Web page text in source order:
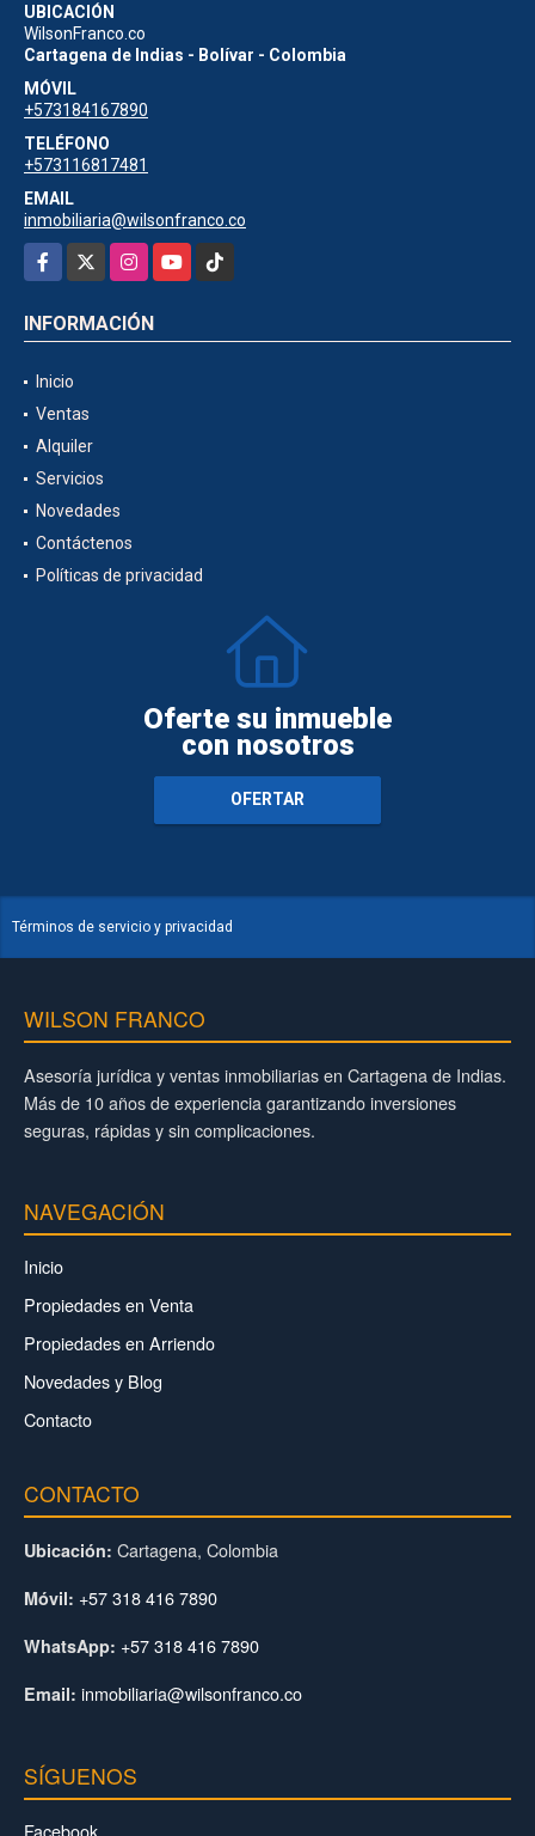
UBICACIÓN
WilsonFranco.co
Cartagena de Indias - Bolívar - Colombia
MÓVIL
+573184167890
TELÉFONO
+573116817481
EMAIL
inmobiliaria@wilsonfranco.co
Facebook
InstagramYouTubeTikTok
INFORMACIÓN
Inicio
Ventas
Alquiler
Servicios
Novedades
Contáctenos
Políticas de privacidad
Oferte su inmueble
con nosotros
OFERTAR
Términos de servicio y privacidad
WILSON FRANCO
Asesoría jurídica y ventas inmobiliarias en Cartagena de Indias.
Más de 10 años de experiencia garantizando inversiones
seguras, rápidas y sin complicaciones.
NAVEGACIÓN
Inicio
Propiedades en Venta
Propiedades en Arriendo
Novedades y Blog
Contacto
CONTACTO
Ubicación: Cartagena, Colombia
Móvil: +57 318 416 7890
WhatsApp: +57 318 416 7890
Email: inmobiliaria@wilsonfranco.co
SÍGUENOS
Facebook